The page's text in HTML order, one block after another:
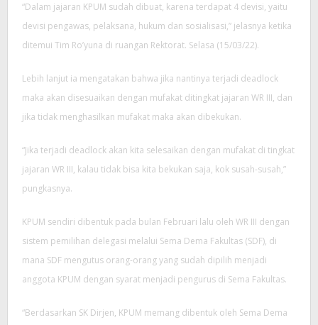
“Dalam jajaran KPUM sudah dibuat, karena terdapat 4 devisi, yaitu
devisi pengawas, pelaksana, hukum dan sosialisasi,” jelasnya ketika
ditemui Tim Ro’yuna di ruangan Rektorat. Selasa (15/03/22).
Lebih lanjut ia mengatakan bahwa jika nantinya terjadi deadlock
maka akan disesuaikan dengan mufakat ditingkat jajaran WR III, dan
jika tidak menghasilkan mufakat maka akan dibekukan.
“Jika terjadi deadlock akan kita selesaikan dengan mufakat di tingkat
jajaran WR III, kalau tidak bisa kita bekukan saja, kok susah-susah,”
pungkasnya.
KPUM sendiri dibentuk pada bulan Februari lalu oleh WR III dengan
sistem pemilihan delegasi melalui Sema Dema Fakultas (SDF), di
mana SDF mengutus orang-orang yang sudah dipilih menjadi
anggota KPUM dengan syarat menjadi pengurus di Sema Fakultas.
“Berdasarkan SK Dirjen, KPUM memang dibentuk oleh Sema Dema